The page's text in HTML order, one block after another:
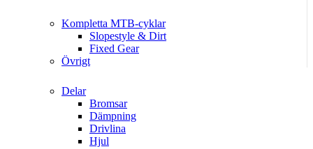
Kompletta MTB-cyklar
Slopestyle & Dirt
Fixed Gear
Övrigt
Delar
Bromsar
Dämpning
Drivlina
Hjul